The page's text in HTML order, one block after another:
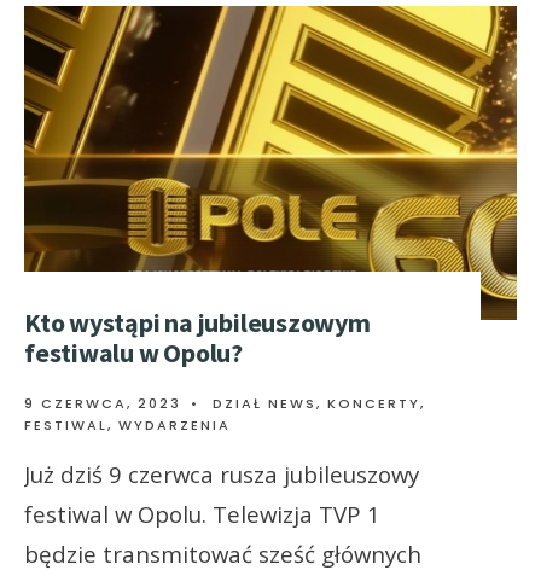
Kto wystąpi na jubileuszowym
festiwalu w Opolu?
9 CZERWCA, 2023 • DZIAŁ NEWS, KONCERTY,
FESTIWAL, WYDARZENIA
Już dziś 9 czerwca rusza jubileuszowy
festiwal w Opolu. Telewizja TVP 1
będzie transmitować sześć głównych